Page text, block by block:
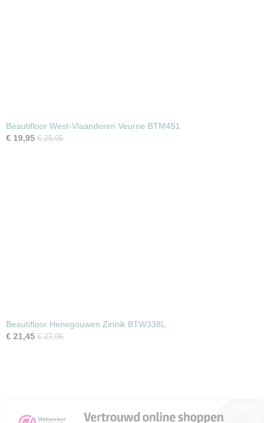
Beautifloor West-Vlaanderen Veurne BTM451
€ 19,95 € 25,95
Beautifloor Henegouwen Zinnik BTW338L
€ 21,45 € 27,95